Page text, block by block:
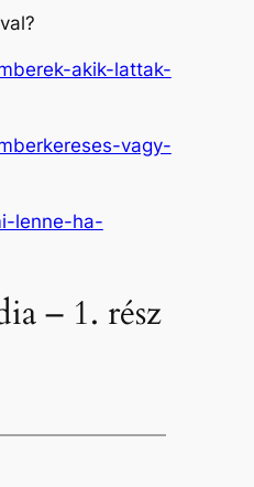
akik-lattak-
vagy-
lenne-ha-
– 1. rész